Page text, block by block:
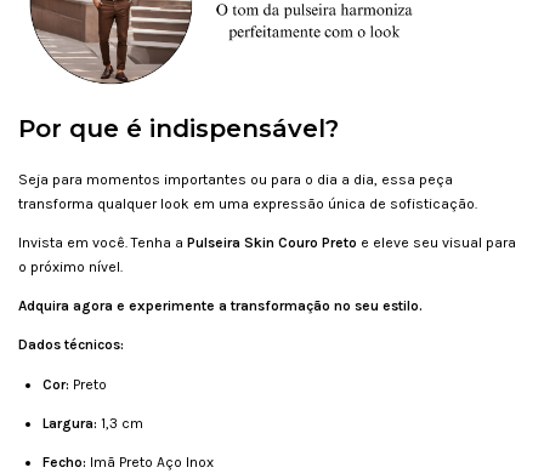
Por que é indispensável?
Seja para momentos importantes ou para o dia a dia, essa peça
transforma qualquer look em uma expressão única de sofisticação.
Invista em você. Tenha a Pulseira Skin Couro Preto e eleve seu visual para
o próximo nível.
Adquira agora e experimente a transformação no seu estilo.
Dados técnicos:
Cor: Preto
Largura: 1,3 cm
Fecho: Imã Preto Aço Inox